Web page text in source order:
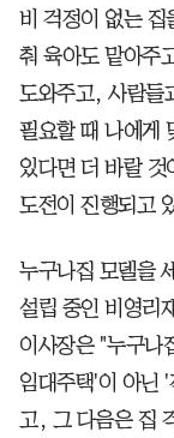
비 걱정이 없는 집
춰 육아도 맡아주
도와주고, 사람들
필요할 때 나에게
있다면 더 바랄
도전이 진행되고
누구나집 모델을
설립 중인 비영리
이사장은 "누구나
임대주택'이 아닌
고, 그 다음은 집